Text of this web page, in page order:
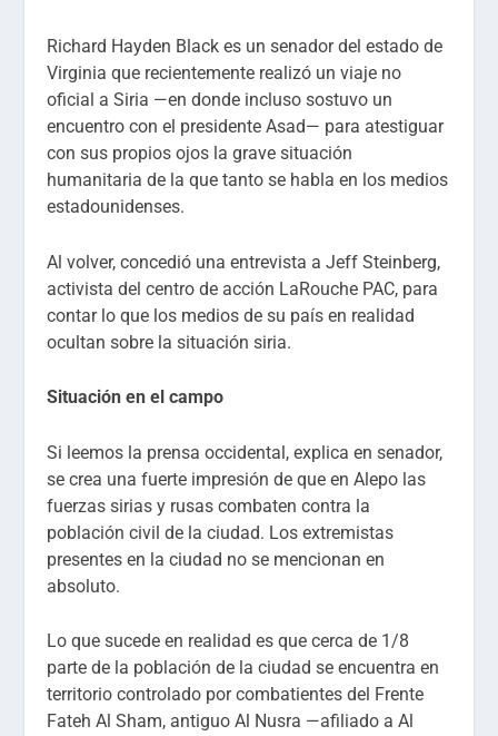
Richard Hayden Black es un senador del estado de
Virginia que recientemente realizó un viaje no
oficial a Siria —en donde incluso sostuvo un
encuentro con el presidente Asad— para atestiguar
con sus propios ojos la grave situación
humanitaria de la que tanto se habla en los medios
estadounidenses.
Al volver, concedió una entrevista a Jeff Steinberg,
activista del centro de acción LaRouche PAC, para
contar lo que los medios de su país en realidad
ocultan sobre la situación siria.
Situación en el campo
Si leemos la prensa occidental, explica en senador,
se crea una fuerte impresión de que en Alepo las
fuerzas sirias y rusas combaten contra la
población civil de la ciudad. Los extremistas
presentes en la ciudad no se mencionan en
absoluto.
Lo que sucede en realidad es que cerca de 1/8
parte de la población de la ciudad se encuentra en
territorio controlado por combatientes del Frente
Fateh Al Sham, antiguo Al Nusra —afiliado a Al